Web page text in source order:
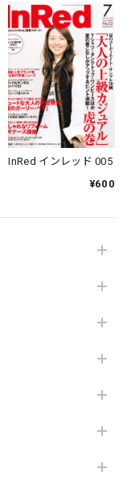
InRed インレッド 005
¥600